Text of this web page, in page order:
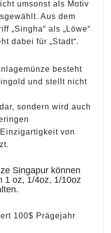
umsonst als Motiv
Aus dem
„Singha“ als „Löwe“
dabei für „Stadt“.
besteht
und stellt nicht
sondern wird auch
von
Singapur können
1 oz, 1/4oz, 1/10oz
100$ Prägejahr